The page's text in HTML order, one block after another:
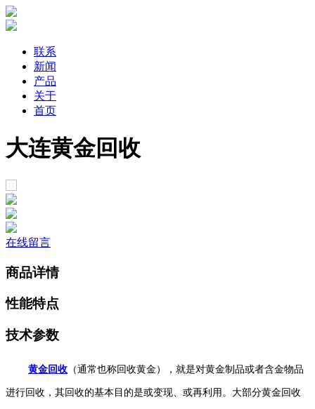
联系
新闻
产品
关于
首页
大连黄金回收
在线留言
商品详情
性能特点
技术参数
黄金回收 （通常也称回收黄金），就是对黄金制品或者含金物品
进行回收，其回收的基本目的是或变现、或再利用。大部分黄金回收